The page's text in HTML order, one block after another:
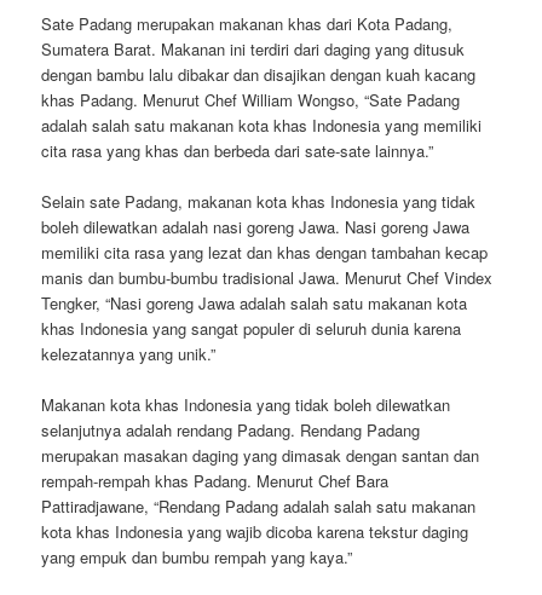
Sate Padang merupakan makanan khas dari Kota Padang,
Sumatera Barat. Makanan ini terdiri dari daging yang ditusuk
dengan bambu lalu dibakar dan disajikan dengan kuah kacang
khas Padang. Menurut Chef William Wongso, “Sate Padang
adalah salah satu makanan kota khas Indonesia yang memiliki
cita rasa yang khas dan berbeda dari sate-sate lainnya.”
Selain sate Padang, makanan kota khas Indonesia yang tidak
boleh dilewatkan adalah nasi goreng Jawa. Nasi goreng Jawa
memiliki cita rasa yang lezat dan khas dengan tambahan kecap
manis dan bumbu-bumbu tradisional Jawa. Menurut Chef Vindex
Tengker, “Nasi goreng Jawa adalah salah satu makanan kota
khas Indonesia yang sangat populer di seluruh dunia karena
kelezatannya yang unik.”
Makanan kota khas Indonesia yang tidak boleh dilewatkan
selanjutnya adalah rendang Padang. Rendang Padang
merupakan masakan daging yang dimasak dengan santan dan
rempah-rempah khas Padang. Menurut Chef Bara
Pattiradjawane, “Rendang Padang adalah salah satu makanan
kota khas Indonesia yang wajib dicoba karena tekstur daging
yang empuk dan bumbu rempah yang kaya.”